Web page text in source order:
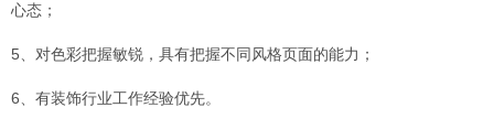
心态；
5、对色彩把握敏锐，具有把握不同风格页面的能力；
6、有装饰行业工作经验优先。